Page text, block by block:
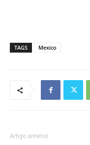
TAGS Mexico
Artigo anterior